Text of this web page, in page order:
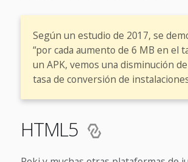
Según un estudio de 2017, se
“por cada aumento de 6 MB en el
un APK, vemos una disminución
tasa de conversión de
HTML5